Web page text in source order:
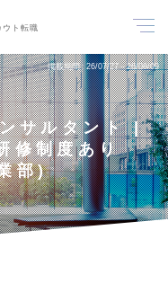
ウト転職
掲載期間 26/07/27～26/08/09
サルタント |
修制度あり
部)